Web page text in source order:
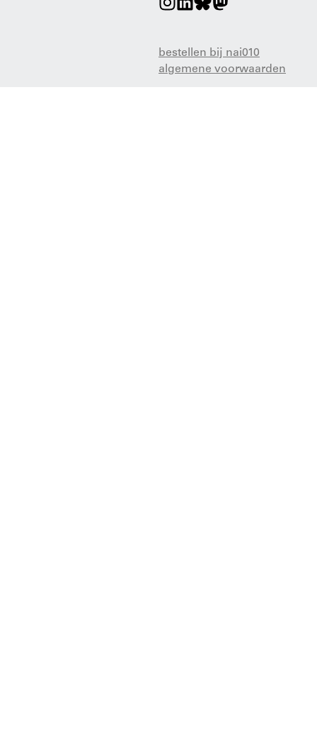
bestellen bij nai010
algemene voorwaarden